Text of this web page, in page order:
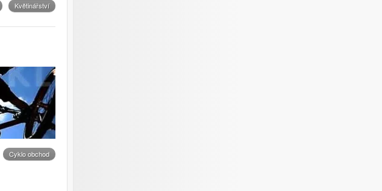
Květinářství
Cyklo obchod